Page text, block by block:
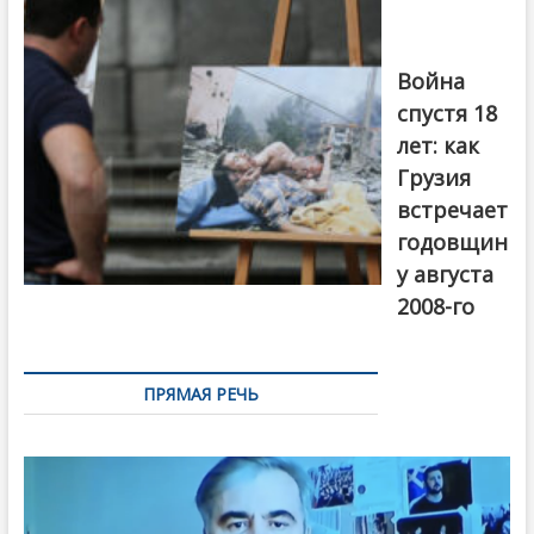
года. Фото:
Первый канал
Война
спустя 18
лет: как
Грузия
встречает
годовщин
у августа
2008-го
ПРЯМАЯ РЕЧЬ